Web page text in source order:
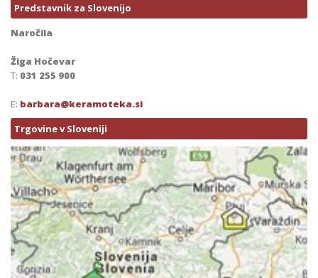
Predstavnik za Slovenijo
Naročila
Žiga Hočevar
T: 031 255 900
E: barbara@keramoteka.si
Trgovine v Sloveniji